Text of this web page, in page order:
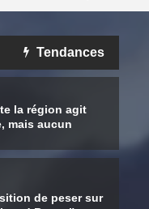
à faire pression
respect de
Tendances
la région agit
mais aucun
de peser sur